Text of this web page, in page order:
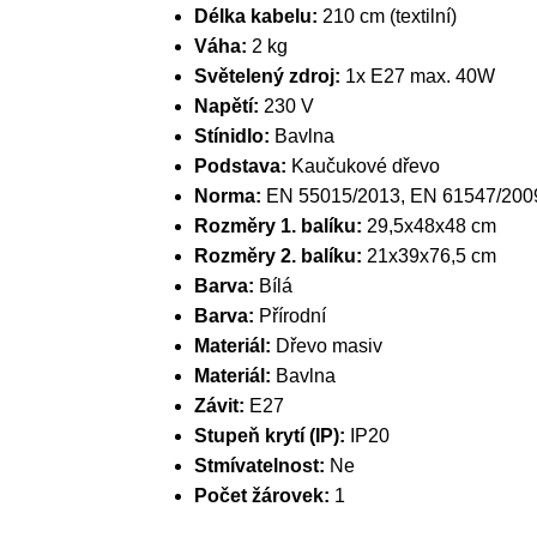
Délka kabelu: 210 cm (textilní)
Váha: 2 kg
Světelený zdroj: 1x E27 max. 40W
Napětí: 230 V
Stínidlo: Bavlna
Podstava: Kaučukové dřevo
Norma: EN 55015/2013, EN 61547/
Rozměry 1. balíku: 29,5x48x48 cm
Rozměry 2. balíku: 21x39x76,5 cm
Barva: Bílá
Barva: Přírodní
Materiál: Dřevo masiv
Materiál: Bavlna
Závit: E27
Stupeň krytí (IP):
IP20
Stmívatelnost: Ne
Počet žárovek: 1